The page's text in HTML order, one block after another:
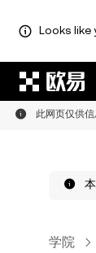
Looks
此网页仅供
学院